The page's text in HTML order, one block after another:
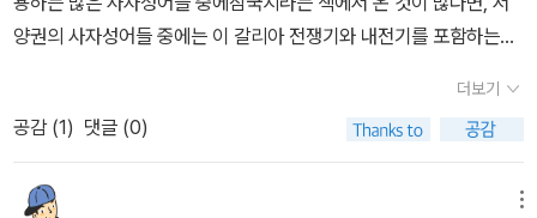
쟁 중에 카이사르의 모든 전투는 승리를 거두었고, 간헐적으로 부하
승리를 쟁취할 수 있도록 하였으며, 치밀한 갈리아 대륙에 대한 운영
체계와 관리는 로마를 세계사의 중심이 되게 한 원동력이 되었다.
스피디한 전쟁 수행과 이를 실현하기 위한 일사불란한 지휘체계, 한
눈에 휘 잡아 보는 전투의 흐름 파악은 전쟁을 승리로 이끌 수 있도록
만큼 역사가나 일반인들 사이에서 꾸준하게 회자되는 인물도 많지는
않을 것이다. 그만큼 역사에 남긴 족적이 크다는 반증이겠지만...갈리
아 전기를 읽으면서, 비록 번역서이긴 해도, 참 잘 썼다는 감탄이 절로
나왔다. 군더기기 없는 간결한문장이며, 전달력이 빼어난 사건묘사는
해서 관심을 둔점을 보아도 카이사르가비범한 인물이 아님을 보여 주
양권의 사자성어들 중에는 이 갈리아 전쟁기와 내전기를 포함하는로
겼노라)이 책을 읽고 있으면 마치 내가 당시 스위스와 프랑스 땅위에
서 있는 느낌이 난다. 그리고 그 속에 이루어지는 수많은 궐기와배신,
전쟁 그리고 굴복들을 바라보면서 인간의 생활은 2000년이 지났어
도 변한 것이 하나도 없다는 생각이 든다.물론 내가 이 책에서 인간의
더보기
공감 (1) 댓글 (0)